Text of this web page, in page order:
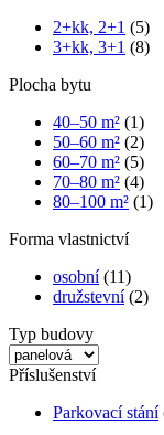
2+kk, 2+1 (5)
3+kk, 3+1 (8)
Plocha bytu
40–50 m² (1)
50–60 m² (2)
60–70 m² (5)
70–80 m² (4)
80–100 m² (1)
Forma vlastnictví
osobní(11)
družstevní(2)
Typ budovy
Příslušenství
Parkovací stání